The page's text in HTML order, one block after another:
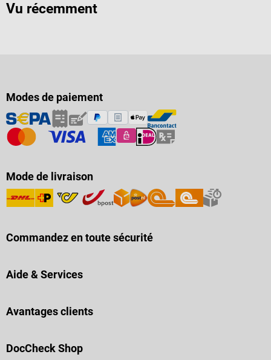
Vu récemment
Modes de paiement
Mode de livraison
Commandez en toute sécurité
Aide & Services
Avantages clients
DocCheck Shop